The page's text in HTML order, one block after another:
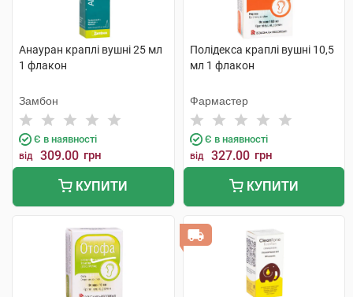
Анауран краплі вушні 25 мл
1 флакон
Замбон
Є в наявності
від 309.00 грн
КУПИТИ
Полідекса краплі вушні 10,5
мл 1 флакон
Фармастер
Є в наявності
від 327.00 грн
КУПИТИ